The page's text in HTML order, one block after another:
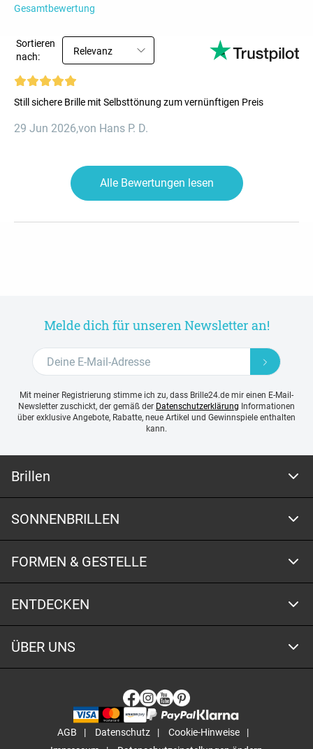
Gesamtbewertung
Sortieren
nach:
Relevanz
Still sichere Brille mit Selbsttönung zum vernünftigen Preis
29 Jun 2026,von Hans P. D.
Alle Bewertungen lesen
Melde dich für unseren Newsletter an!
Mit meiner Registrierung stimme ich zu, dass Brille24.de mir einen E-Mail-
Newsletter zuschickt, der gemäß der Datenschutzerklärung Informationen
über exklusive Angebote, Rabatte, neue Artikel und Gewinnspiele enthalten
kann.
Brillen
SONNENBRILLEN
FORMEN & GESTELLE
ENTDECKEN
ÜBER UNS
AGB Datenschutz
Cookie-Hinweise